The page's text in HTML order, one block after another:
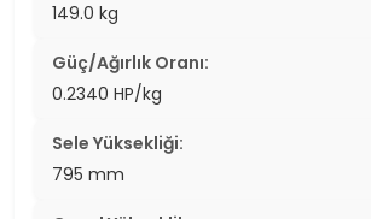
149.0 kg
Güç/Ağırlık Oranı:
0.2340 HP/kg
Sele Yüksekliği:
795 mm